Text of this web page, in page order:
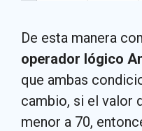
De esta manera
operador lógico
que ambas
cambio, si el valor
menor a 70,